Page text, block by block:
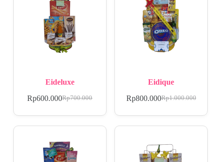
Eideluxe
Rp700.000
Rp600.000
Eidique
Rp1.000.000
Rp800.000